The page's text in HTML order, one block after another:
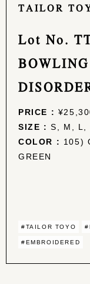
TAILOR
Lot No.
PRICE :
SIZE : S, M, L,
COLOR : 105)
GREEN
#TAILOR TOYO
#EMBROIDERED